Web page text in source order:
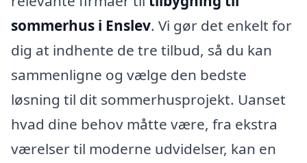
sommerhus i Enslev. Vi gør det enkelt for
dig at indhente de tre tilbud, så du kan
sammenligne og vælge den bedste
løsning til dit sommerhusprojekt. Uanset
hvad dine behov måtte være, fra ekstra
værelser til moderne udvidelser, kan en